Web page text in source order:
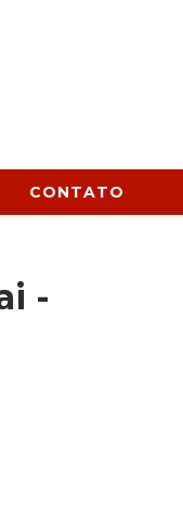
CONTATO
-